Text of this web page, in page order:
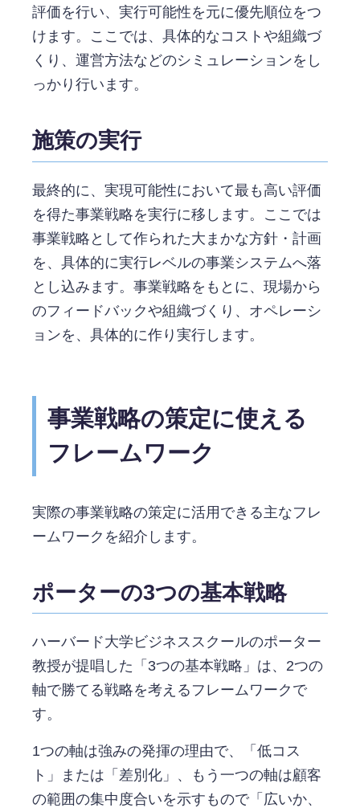
評価を行い、実行可能性を元に優先順位をつ
けます。ここでは、具体的なコストや組織づ
くり、運営方法などのシミュレーションをし
っかり行います。
施策の実行
最終的に、実現可能性において最も高い評価
を得た事業戦略を実行に移します。ここでは
事業戦略として作られた大まかな方針・計画
を、具体的に実行レベルの事業システムへ落
とし込みます。事業戦略をもとに、現場から
のフィードバックや組織づくり、オペレーシ
ョンを、具体的に作り実行します。
事業戦略の策定に使える
フレームワーク
実際の事業戦略の策定に活用できる主なフレ
ームワークを紹介します。
ポーターの3つの基本戦略
ハーバード大学ビジネススクールのポーター
教授が提唱した「3つの基本戦略」は、2つの
軸で勝てる戦略を考えるフレームワークで
す。
1つの軸は強みの発揮の理由で、「低コス
ト」または「差別化」、もう一つの軸は顧客
の範囲の集中度合いを示すもので「広いか、